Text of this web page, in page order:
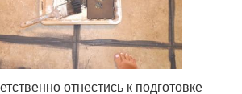
отнестись к подготовке